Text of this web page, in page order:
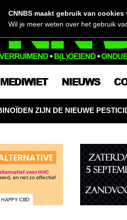
MEDIWIET NIEUWS
BOOSTERS EN
Doe-het-zelf met
Nog één keer 24K
CNNBS maakt gebruik van
Wil je meer weten over het gebruik